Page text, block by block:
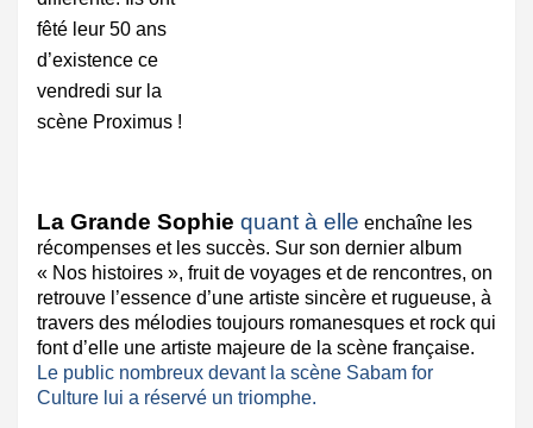
fêté leur 50 ans
d’existence ce
vendredi sur la
scène Proximus !
La Grande Sophie quant à elle enchaîne les
récompenses et les succès. Sur son dernier album
« Nos histoires », fruit de voyages et de rencontres, on
retrouve l’essence d’une artiste sincère et rugueuse, à
travers des mélodies toujours romanesques et rock qui
font d’elle une artiste majeure de la scène française.
Le public nombreux devant la scène Sabam for
Culture lui a réservé un triomphe.